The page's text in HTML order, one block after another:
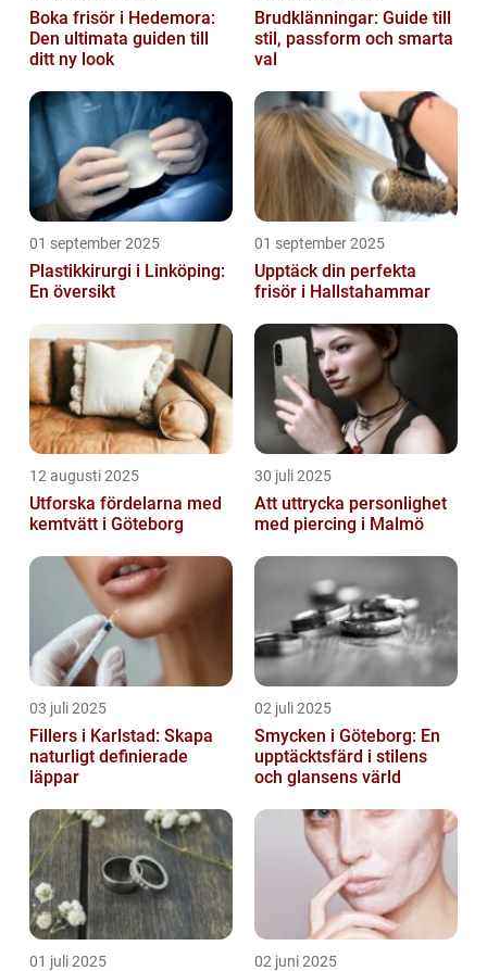
Boka frisör i Hedemora:
Den ultimata guiden till
ditt ny look
Brudklänningar: Guide till
stil, passform och smarta
val
01 september 2025
Plastikkirurgi i Linköping:
En översikt
01 september 2025
Upptäck din perfekta
frisör i Hallstahammar
12 augusti 2025
Utforska fördelarna med
kemtvätt i Göteborg
30 juli 2025
Att uttrycka personlighet
med piercing i Malmö
03 juli 2025
Fillers i Karlstad: Skapa
naturligt definierade
läppar
02 juli 2025
Smycken i Göteborg: En
upptäcktsfärd i stilens
och glansens värld
01 juli 2025 02 juni 2025